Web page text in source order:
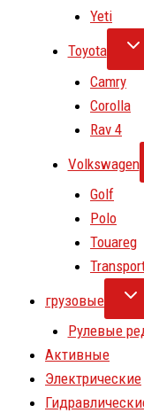
Yeti
Toyota
Camry
Corolla
Rav 4
Volkswagen
Golf
Polo
Touareg
грузовые
Рулевые
Активные
Электрические